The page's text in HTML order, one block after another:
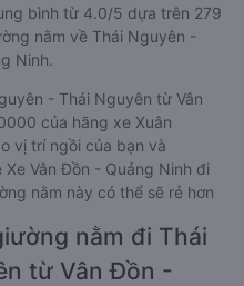
bình từ 4.0/5 dựa trên 279
nằm về Thái Nguyên -
Ninh.
- Thái Nguyên từ Vân
của hãng xe Xuân
vị trí ngồi của bạn và
Vân Đồn - Quảng Ninh đi
nằm này có thể sẽ rẻ hơn
nằm đi Thái
từ Vân Đồn -